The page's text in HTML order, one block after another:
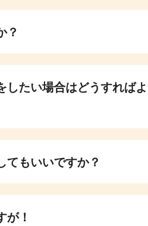
？
したい場合はどうすれば
てもいいですか？
！